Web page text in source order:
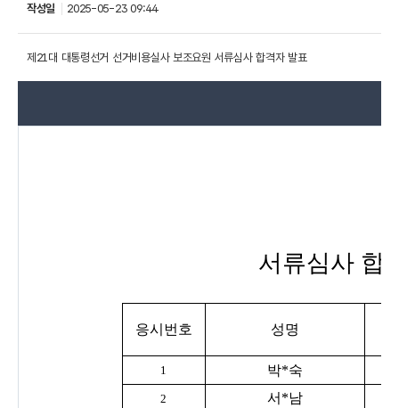
작성일 2025-05-23 09:44
제21대 대통령선거 선거비용실사 보조요원 서류심사 합격자 발표